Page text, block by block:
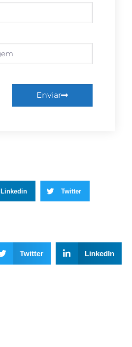
Enviar
Linkedin Twitter
Twitter LinkedIn